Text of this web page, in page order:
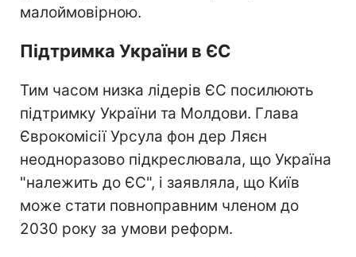
малоймовірною.
Підтримка України в ЄС
Тим часом низка лідерів ЄС посилюють
підтримку України та Молдови. Глава
Єврокомісії Урсула фон дер Ляєн
неодноразово підкреслювала, що Україна
"належить до ЄС", і заявляла, що Київ
може стати повноправним членом до
2030 року за умови реформ.